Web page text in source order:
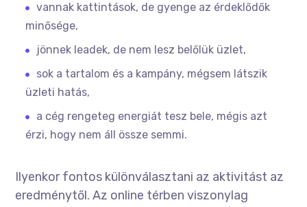
vannak kattintások, de gyenge az érdeklődők
minősége,
jönnek leadek, de nem lesz belőlük üzlet,
sok a tartalom és a kampány, mégsem látszik
üzleti hatás,
a cég rengeteg energiát tesz bele, mégis azt
érzi, hogy nem áll össze semmi.
Ilyenkor fontos különválasztani az aktivitást az
eredménytől. Az online térben viszonylag